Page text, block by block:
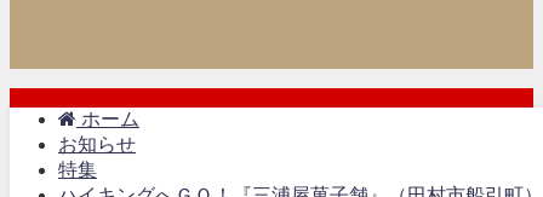
ホーム
お知らせ
特集